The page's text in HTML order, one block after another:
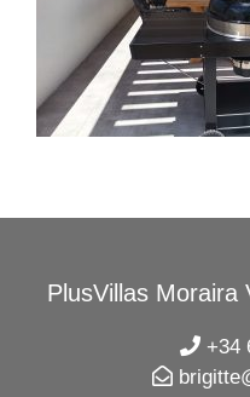
PlusVillas Moraira
+34